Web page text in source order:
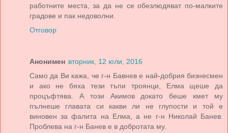
работните места, за да не се обезлюдяват по-малките
градове и пак недоволни.
Отговор
Анонимен вторник, 12 юли, 2016
Само да Ви кажа, че г-н Бавнев е най-добрия бизнесмен
и ако не бяха тези тъпи троянци, Елма щеше да
процъфтява. А този Акимов докато беше кмет му
пълнеше главата си какви ли не глупости и той е
виновен за фалита на Елма, а не г-н Николай Банев.
Проблева на г-н Банев е в добротата му.